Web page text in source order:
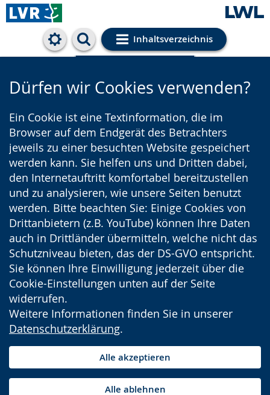
Inhaltsverzeichnis
Cookie-Einstellungen
Dürfen wir Cookies verwenden?
Ein Cookie ist eine Textinformation, die im
Browser auf dem Endgerät des Betrachters
jeweils zu einer besuchten Website gespeichert
werden kann. Sie helfen uns und Dritten dabei,
den Internetauftritt komfortabel bereitzustellen
und zu analysieren, wie unsere Seiten benutzt
werden. Bitte beachten Sie: Einige Cookies von
Drittanbietern (z.B. YouTube) können Ihre Daten
auch in Drittländer übermitteln, welche nicht das
Schutzniveau bieten, das der DS-GVO entspricht.
Sie können Ihre Einwilligung jederzeit über die
Cookie-Einstellungen unten auf der Seite
widerrufen.
Weitere Informationen finden Sie in unserer
Datenschutzerklärung.
Alle akzeptieren
Alle ablehnen